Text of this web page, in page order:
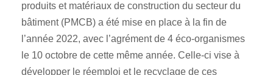
produits et matériaux de construction du secteur du
bâtiment (PMCB) a été mise en place à la fin de
l’année 2022, avec l’agrément de 4 éco-organismes
le 10 octobre de cette même année. Celle-ci vise à
développer le réemploi et le recyclage de ces